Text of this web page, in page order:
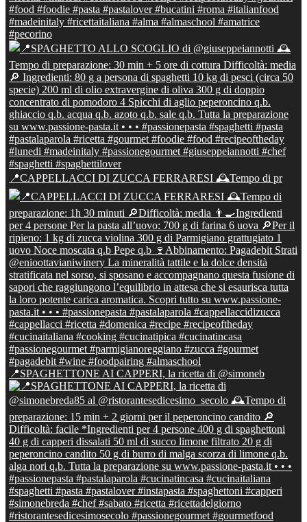
📍CAPPELLACCI DI ZUCCA FERRARESI 🕰Tempo di pr
📍SPAGHETTONE AI CAPPERI, la ricetta di @simoneb